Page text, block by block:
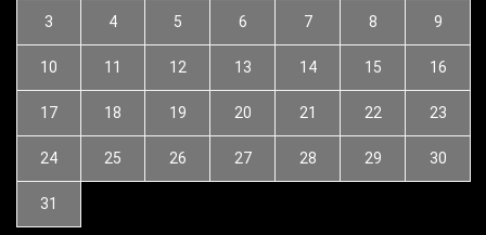
3 4 5 6 7 8 9
10 11 12 13 14 15 16
17 18 19 20 21 22 23
24 25 26 27 28 29 30
31